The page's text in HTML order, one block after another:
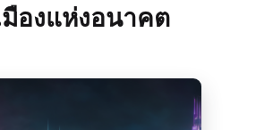
องแห่งอนาคต